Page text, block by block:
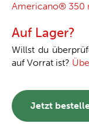
Americano® 350
Auf Lager?
Willst du
auf Vorrat ist?
Jetzt